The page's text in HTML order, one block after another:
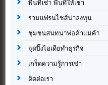
พื้นที่เช่า พื้นที่ให้เช่า
รวมแฟรนไชส์น่าลงทุน
ชุมชนสนทนาพ่อค้าแม่ค้า
จุดปิ๊งไอเดียทำธุรกิจ
เกร็ดความรู้การเช่า
ติดต่อเรา